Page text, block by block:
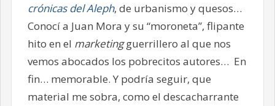
crónicas del Aleph, de urbanismo y quesos…
Conocí a Juan Mora y su “moroneta”, flipante
hito en el marketingguerrillero al que nos
vemos abocados los pobrecitos autores… En
fin… memorable. Y podría seguir, que
material me sobra, como el descacharrante